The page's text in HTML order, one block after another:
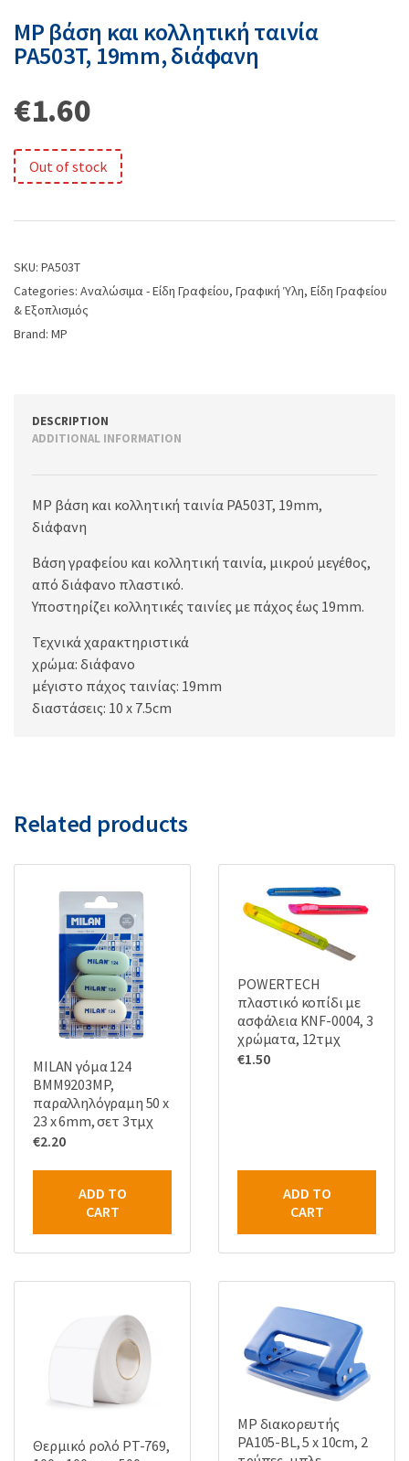
MP βάση και κολλητική ταινία
PA503T, 19mm, διάφανη
€1.60
Out of stock
SKU: PA503T
Categories: Αναλώσιμα - Είδη Γραφείου, Γραφική Ύλη, Είδη Γραφείου
& Εξοπλισμός
Brand: MP
DESCRIPTION
ADDITIONAL INFORMATION
MP βάση και κολλητική ταινία PA503T, 19mm,
διάφανη
Bάση γραφείου και κολλητική ταινία, μικρού μεγέθος,
από διάφανο πλαστικό.
Υποστηρίζει κολλητικές ταινίες με πάχος έως 19mm.
Τεχνικά χαρακτηριστικά
χρώμα: διάφανο
μέγιστο πάχος ταινίας: 19mm
διαστάσεις: 10 x 7.5cm
Related products
MILAN γόμα 124
BMM9203MP,
παραλληλόγραμη 50 x
23 x 6mm, σετ 3τμχ
€2.20
ADD TO
CART
POWERTECH
πλαστικό κοπίδι με
ασφάλεια KNF-0004, 3
χρώματα, 12τμχ
€1.50
ADD TO
CART
Θερμικό ρολό PT-769,
MP διακορευτής
PA105-BL, 5 x 10cm, 2